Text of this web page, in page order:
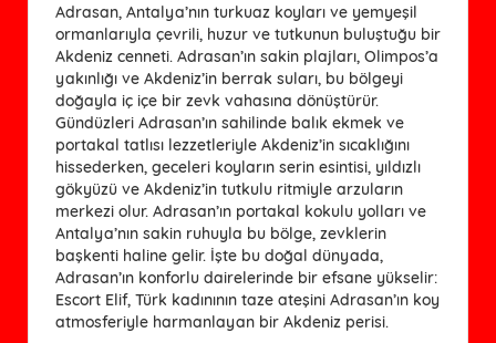
Adrasan, Antalya’nın turkuaz koyları ve yemyeşil
ormanlarıyla çevrili, huzur ve tutkunun buluştuğu bir
Akdeniz cenneti. Adrasan’ın sakin plajları, Olimpos’a
yakınlığı ve Akdeniz’in berrak suları, bu bölgeyi
doğayla iç içe bir zevk vahasına dönüştürür.
Gündüzleri Adrasan’ın sahilinde balık ekmek ve
portakal tatlısı lezzetleriyle Akdeniz’in sıcaklığını
hissederken, geceleri koyların serin esintisi, yıldızlı
gökyüzü ve Akdeniz’in tutkulu ritmiyle arzuların
merkezi olur. Adrasan’ın portakal kokulu yolları ve
Antalya’nın sakin ruhuyla bu bölge, zevklerin
başkenti haline gelir. İşte bu doğal dünyada,
Adrasan’ın konforlu dairelerinde bir efsane yükselir:
Escort Elif, Türk kadınının taze ateşini Adrasan’ın koy
atmosferiyle harmanlayan bir Akdeniz perisi.